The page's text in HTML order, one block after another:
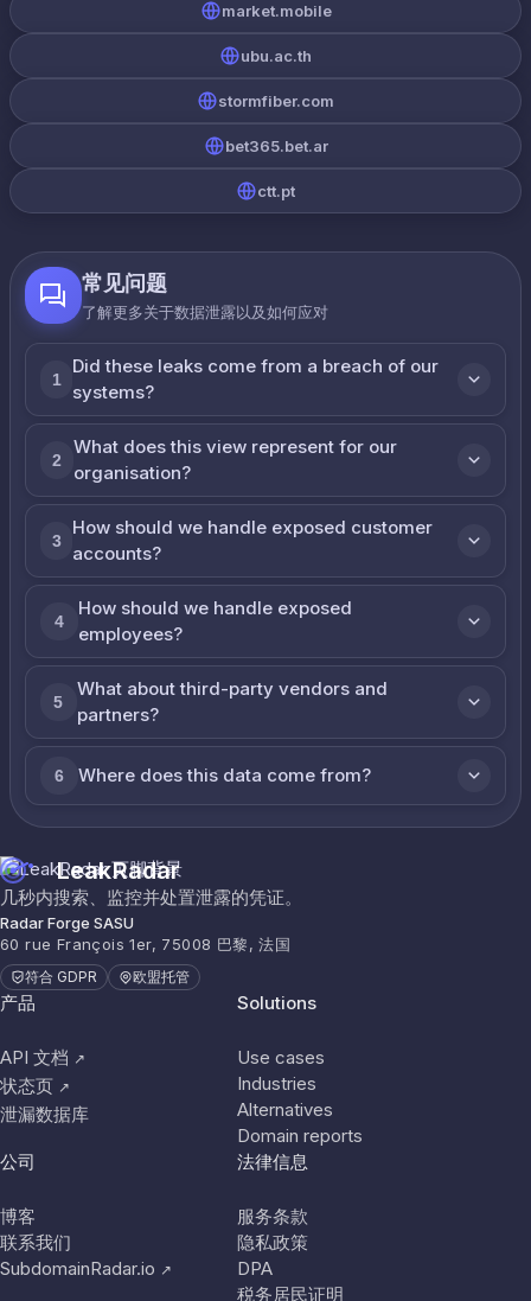
market.mobile
ubu.ac.th
stormfiber.com
bet365.bet.ar
ctt.pt
常见问题
了解更多关于数据泄露以及如何应对
1
Did these leaks come from a breach of our
systems?
2
What does this view represent for our
organisation?
3
How should we handle exposed customer
accounts?
4
How should we handle exposed
employees?
5
What about third-party vendors and
partners?
6 Where does this data come from?
LeakRadar
几秒内搜索、监控并处置泄露的凭证。
Radar Forge SASU
60 rue François 1er, 75008 巴黎, 法国
符合 GDPR 欧盟托管
产品
API 文档 ↗
状态页 ↗
泄漏数据库
Solutions
Use cases
Industries
Alternatives
Domain reports
公司
博客
联系我们
SubdomainRadar.io ↗
法律信息
服务条款
隐私政策
DPA
税务居民证明